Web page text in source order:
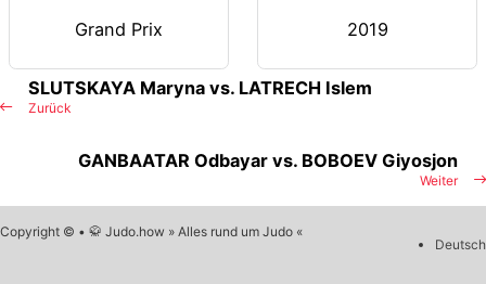
Grand Prix 2019
Zurück
SLUTSKAYA Maryna vs. LATRECH Islem
Weiter
GANBAATAR Odbayar vs. BOBOEV Giyosjon
Copyright © • 🥋 Judo.how » Alles rund um Judo «
Deutsch